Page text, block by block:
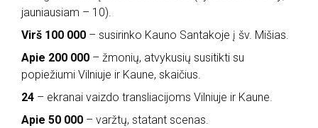
jauniausiam – 10).
Virš 100 000 – susirinko Kauno Santakoje į šv. Mišias.
Apie 200 000 – žmonių, atvykusių susitikti su
popiežiumi Vilniuje ir Kaune, skaičius.
24 – ekranai vaizdo transliacijoms Vilniuje ir Kaune.
Apie 50 000 – varžtų, statant scenas.